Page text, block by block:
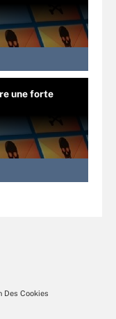
une forte
Des Cookies